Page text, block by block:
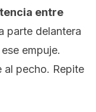
entre
parte delantera
empuje.
al pecho. Repite